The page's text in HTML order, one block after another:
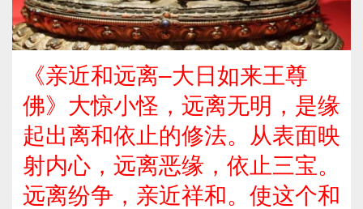
《亲近和远离–大日如来王尊
佛》大惊小怪，远离无明，是缘
起出离和依止的修法。从表面映
射内心，远离恶缘，依止三宝。
远离纷争，亲近祥和。使这个和